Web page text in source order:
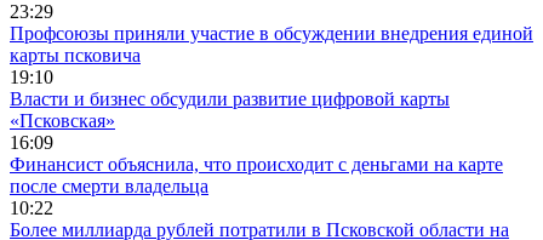
23:29
Профсоюзы приняли участие в обсуждении внедрения единой
карты псковича
19:10
Власти и бизнес обсудили развитие цифровой карты
«Псковская»
16:09
Финансист объяснила, что происходит с деньгами на карте
после смерти владельца
10:22
Более миллиарда рублей потратили в Псковской области на